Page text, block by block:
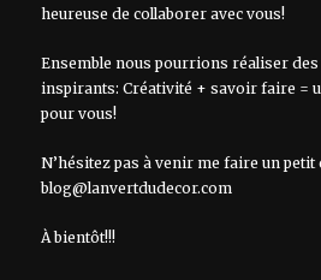
heureuse de collaborer avec vous!
Ensemble nous pourrions réaliser
inspirants: Créativité + savoir faire =
pour vous!
N’hésitez pas à venir me faire un petit
blog@lanvertdudecor.com
À bientôt!!!